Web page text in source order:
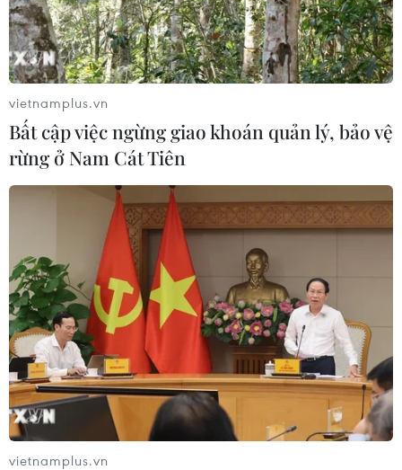
gia tăng vào lưới điện.
vietnamplus.vn
Bất cập việc ngừng giao khoán quản lý, bảo vệ
rừng ở Nam Cát Tiên
vietnamplus.vn